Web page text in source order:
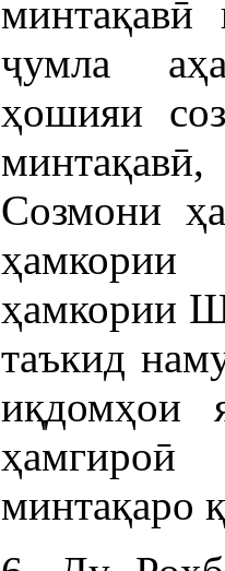
минтақавӣ
ҷумла
ҳошияи
Созмони
ҳамкории
таъкид
иқдомҳои
минтақаро